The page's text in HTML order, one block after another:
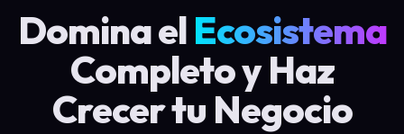
Domina elEcosistema
Completo y Haz
Crecer tu Negocio